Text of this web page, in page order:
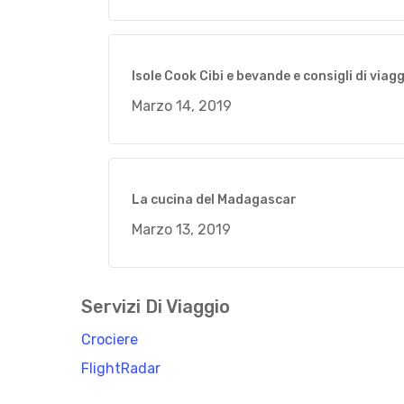
Isole Cook Cibi e bevande e consigli di
Marzo 14, 2019
La cucina del Madagascar
Marzo 13, 2019
Servizi Di Viaggio
Crociere
FlightRadar